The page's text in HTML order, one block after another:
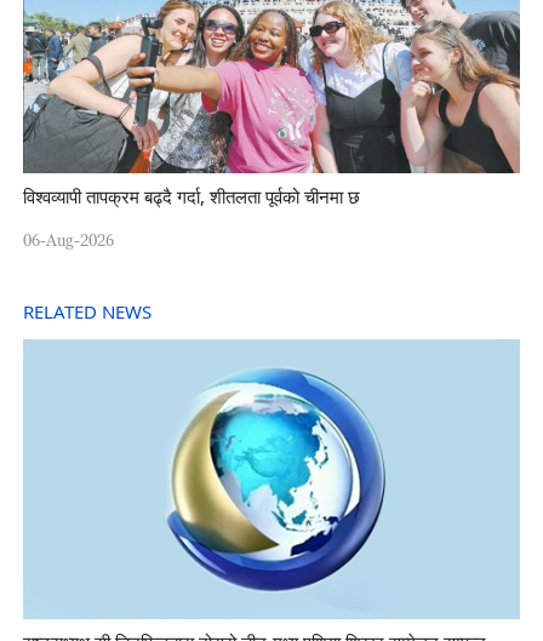
विश्वव्यापी तापक्रम बढ्दै गर्दा, शीतलता पूर्वको चीनमा छ
06-Aug-2026
RELATED NEWS